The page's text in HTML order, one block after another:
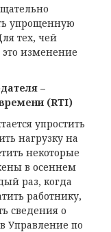
упрощенную
тех, чей
это изменение
–
(RTI)
упростить
нагрузку на
некоторые
в осеннем
раз, когда
работнику,
сведения о
Управление по